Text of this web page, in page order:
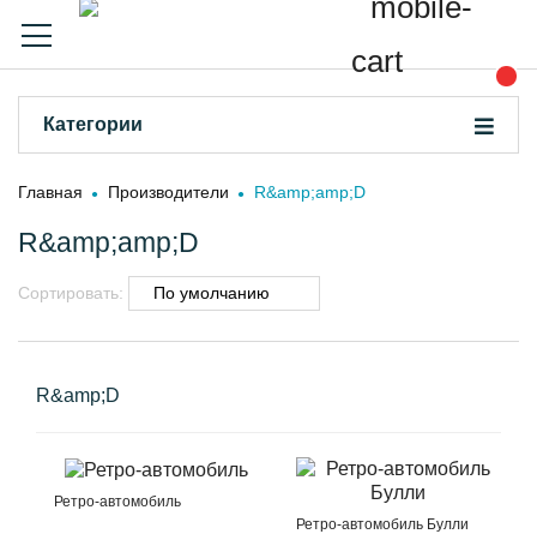
Категории
Главная Производители R&amp;amp;D
R&amp;amp;D
Сортировать:
R&amp;D
Ретро-автомобиль
Ретро-автомобиль Булли